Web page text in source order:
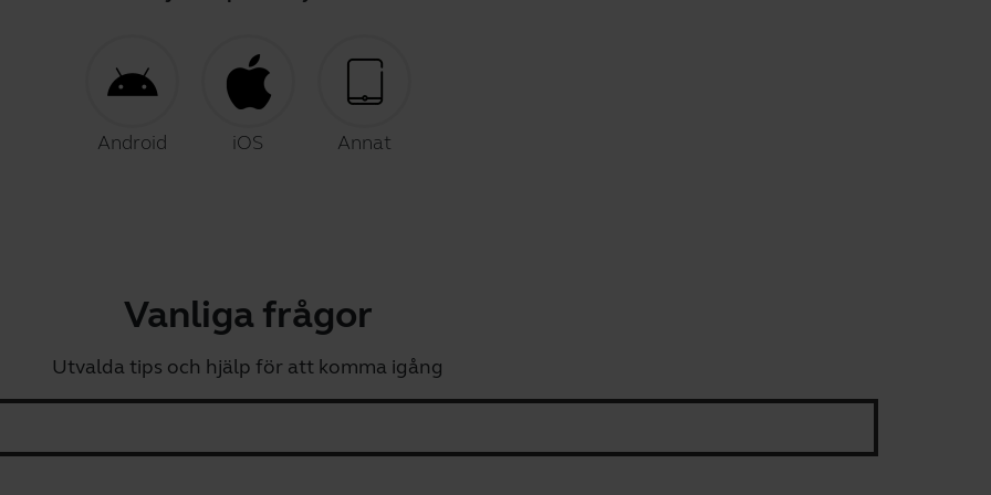
Android iOS Annat
Vanliga frågor
Utvalda tips och hjälp för att komma igång